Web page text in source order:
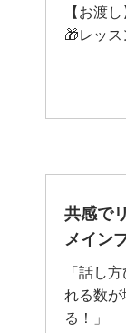
【お渡し
🎁レッス
共感で
メイン
「話し
れる数が
る！」